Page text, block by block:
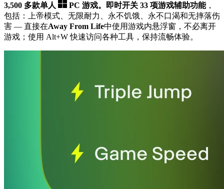
3,500 多款单人
PC 游戏。 即时开关 33 项游戏辅助功能，
包括：上帝模式、无限耐力、永不饥饿、永不口渴和无摔落伤
害 — 直接在Away From Life中使用游戏内悬浮窗，不必离开
游戏；使用 Alt+W 快速访问各种工具，保持流畅体验。